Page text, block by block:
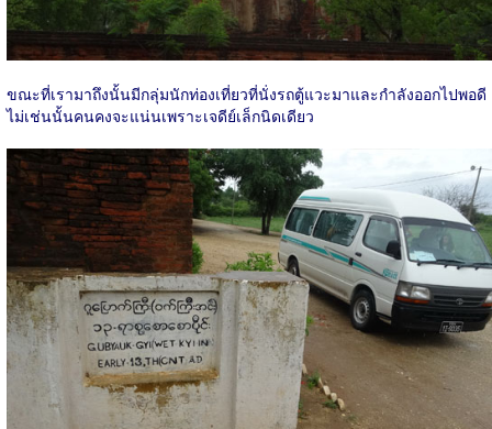
ขณะที่เรามาถึงนั้นมีกลุ่มนักท่องเที่ยวที่นั่งรถตู้แวะมาและกำลังออกไปพอดี
ไม่เช่นนั้นคนคงจะแน่นเพราะเจดีย์เล็กนิดเดียว